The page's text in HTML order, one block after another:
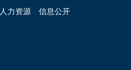
人力资源 信息公开